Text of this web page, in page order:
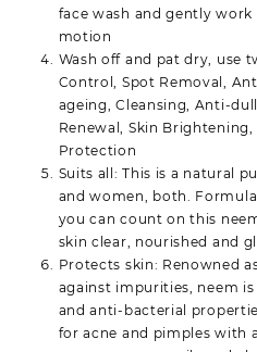
face wash and gently
motion
Wash off and pat dry, use
Control, Spot Removal,
ageing, Cleansing, Anti-
Renewal, Skin Brightening,
Protection
Suits all: This is a natural
and women, both.
you can count on this
skin clear, nourished and
Protects skin: Renowned
against impurities, neem
and anti-bacterial
for acne and pimples with